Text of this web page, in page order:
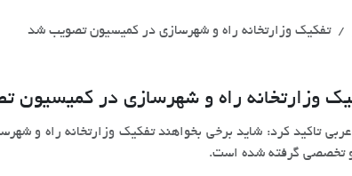
تفکیک وزارتخانه راه و شهرسازی در کمیسیون تصویب شد
وزارتخانه راه و شهرسازی در کمیسیون
تاکید کرد: شاید برخی بخواهند تفکیک وزارتخانه راه و
تخصصی گرفته شده است.